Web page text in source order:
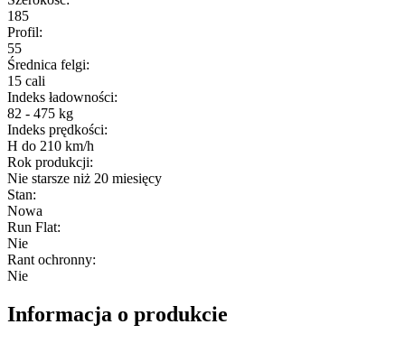
185
Profil:
55
Średnica felgi:
15 cali
Indeks ładowności:
82 - 475 kg
Indeks prędkości:
H do 210 km/h
Rok produkcji:
Nie starsze niż 20 miesięcy
Stan:
Nowa
Run Flat:
Nie
Rant ochronny:
Nie
Informacja o produkcie